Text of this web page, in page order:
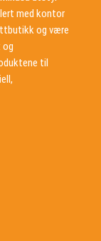
med kontor
og være
og
til